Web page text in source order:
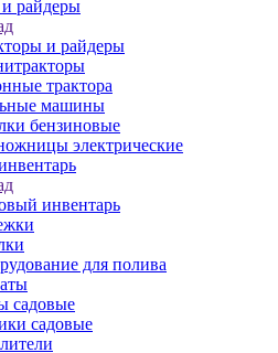
райдеры
и райдеры
трактора
машины
бензиновые
электрические
инвентарь
для полива
садовые
садовые